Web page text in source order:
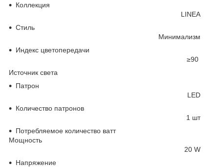
Коллекция
LINEA
Стиль
Минимализм
Индекс цветопередачи
≥90
Источник света
Патрон
LED
Количество патронов
1 шт
Потребляемое количество ватт
Мощность
20 W
Напряжение